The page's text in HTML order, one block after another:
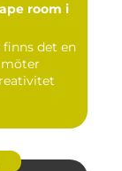
room i
finns det en